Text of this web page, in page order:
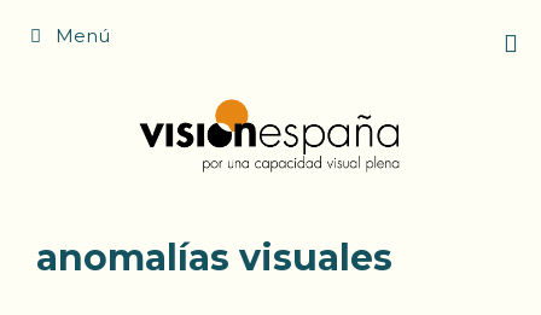
Menú
anomalías visuales